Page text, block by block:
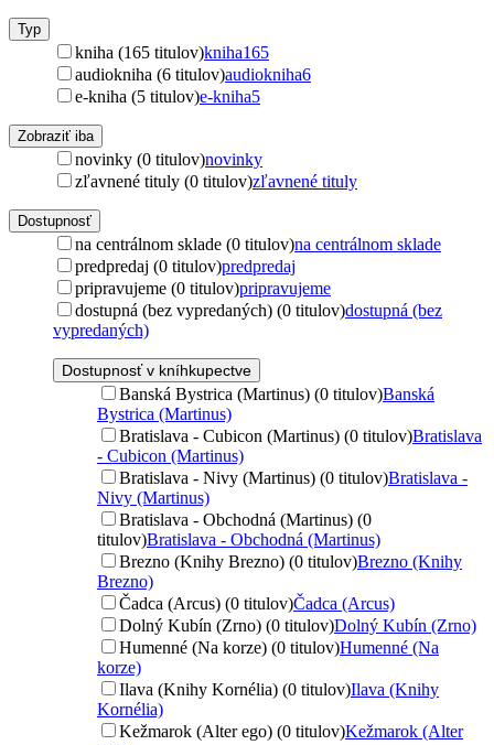
Typ
kniha (165 titulov)kniha165
audiokniha (6 titulov)audiokniha6
e-kniha (5 titulov)e-kniha5
Zobraziť iba
novinky (0 titulov)novinky
zľavnené tituly (0 titulov)zľavnené tituly
Dostupnosť
na centrálnom sklade (0 titulov)na centrálnom sklade
predpredaj (0 titulov)predpredaj
pripravujeme (0 titulov)pripravujeme
dostupná (bez vypredaných) (0 titulov)dostupná (bez
vypredaných)
Dostupnosť v kníhkupectve
Banská Bystrica (Martinus) (0 titulov)Banská
Bystrica (Martinus)
Bratislava - Cubicon (Martinus) (0 titulov)Bratislava
- Cubicon (Martinus)
Bratislava - Nivy (Martinus) (0 titulov)Bratislava -
Nivy (Martinus)
Bratislava - Obchodná (Martinus) (0
titulov)Bratislava - Obchodná (Martinus)
Brezno (Knihy Brezno) (0 titulov)Brezno (Knihy
Brezno)
Čadca (Arcus) (0 titulov)Čadca (Arcus)
Dolný Kubín (Zrno) (0 titulov)Dolný Kubín (Zrno)
Humenné (Na korze) (0 titulov)Humenné (Na
korze)
Ilava (Knihy Kornélia) (0 titulov)Ilava (Knihy
Kornélia)
Kežmarok (Alter ego) (0 titulov)Kežmarok (Alter